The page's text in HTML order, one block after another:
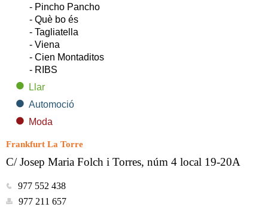
- Pincho Pancho
- Què bo és
- Tagliatella
- Viena
- Cien Montaditos
- RIBS
Llar
Automoció
Moda
Frankfurt La Torre
C/ Josep Maria Folch i Torres, núm 4 local 19-20A
977 552 438
977 211 657